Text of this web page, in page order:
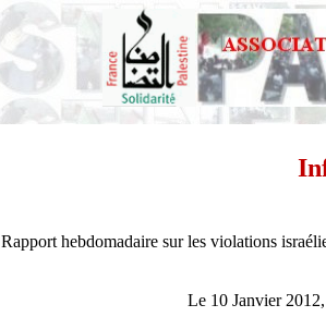
Rapport hebdomadaire sur les violations
Le 10 Janvier